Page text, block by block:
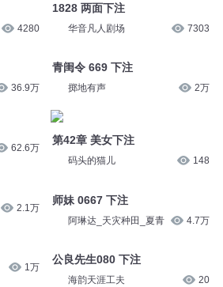
4280
36.9万
62.6万
2.1万
1万
1828 两面下注
华音凡人剧场 7303
青闺令 669 下注
掷地有声 2万
第42章 美女下注
码头的猫儿 148
师妹 0667 下注
阿琳达_天灾种田_夏青 4.7万
公良先生080 下注
海韵天涯工夫 20